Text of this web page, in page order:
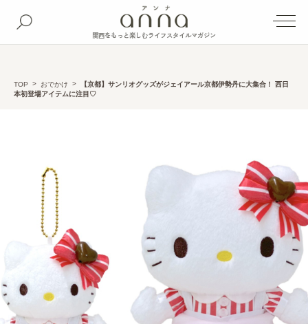
関西をもっと楽しむライフスタイルマガジン
TOP おでかけ
【京都】サンリオグッズがジェイアール京都伊勢丹に大集合！ 西日
本初登場アイテムに注目♡